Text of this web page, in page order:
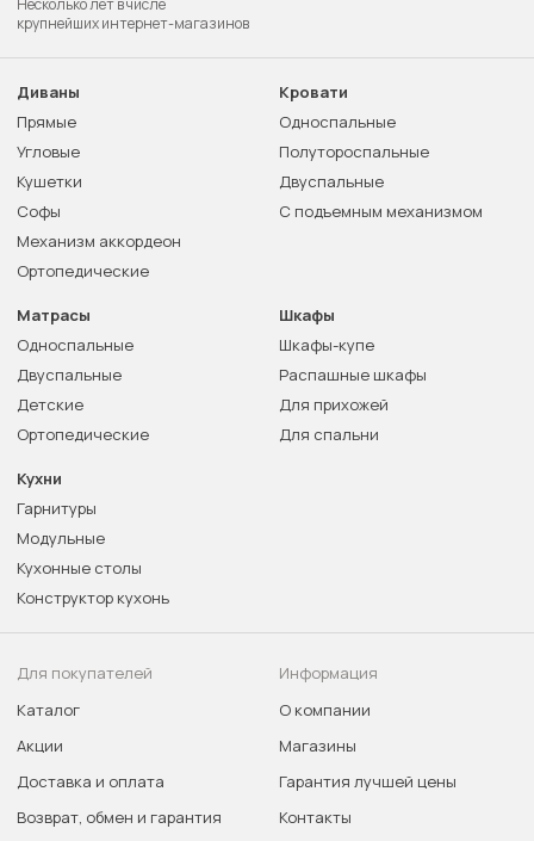
Несколько лет в числе
крупнейших интернет-магазинов
Диваны
Прямые
Угловые
Кушетки
Софы
Механизм аккордеон
Ортопедические
Кровати
Односпальные
Полутороспальные
Двуспальные
С подъемным механизмом
Матрасы
Односпальные
Двуспальные
Детские
Ортопедические
Шкафы
Шкафы-купе
Распашные шкафы
Для прихожей
Для спальни
Кухни
Гарнитуры
Модульные
Кухонные столы
Конструктор кухонь
Для покупателей
Каталог
Акции
Доставка и оплата
Возврат, обмен и гарантия
Информация
О компании
Магазины
Гарантия лучшей цены
Контакты